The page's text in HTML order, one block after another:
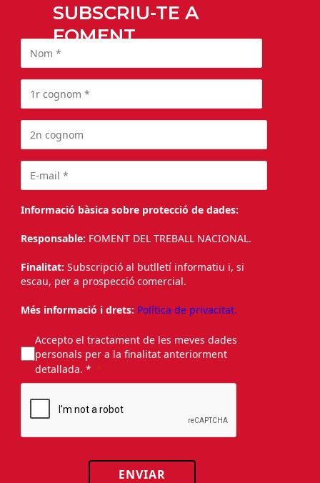
SUBSCRIU-TE A
FOMENT
Informació bàsica sobre protecció de dades:
Responsable: FOMENT DEL TREBALL NACIONAL.
Finalitat: Subscripció al butlletí informatiu i, si
escau, per a prospecció comercial.
Més informació i drets: Política de privacitat.
Accepto el tractament de les meves dades
personals per a la finalitat anteriorment
detallada. *
ENVIAR